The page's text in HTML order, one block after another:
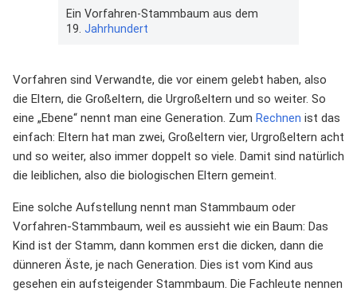
Ein Vorfahren-Stammbaum aus dem
19. Jahrhundert
Vorfahren sind Verwandte, die vor einem gelebt haben, also
die Eltern, die Großeltern, die Urgroßeltern und so weiter. So
eine „Ebene“ nennt man eine Generation. Zum Rechnen ist das
einfach: Eltern hat man zwei, Großeltern vier, Urgroßeltern acht
und so weiter, also immer doppelt so viele. Damit sind natürlich
die leiblichen, also die biologischen Eltern gemeint.
Eine solche Aufstellung nennt man Stammbaum oder
Vorfahren-Stammbaum, weil es aussieht wie ein Baum: Das
Kind ist der Stamm, dann kommen erst die dicken, dann die
dünneren Äste, je nach Generation. Dies ist vom Kind aus
gesehen ein aufsteigender Stammbaum. Die Fachleute nennen